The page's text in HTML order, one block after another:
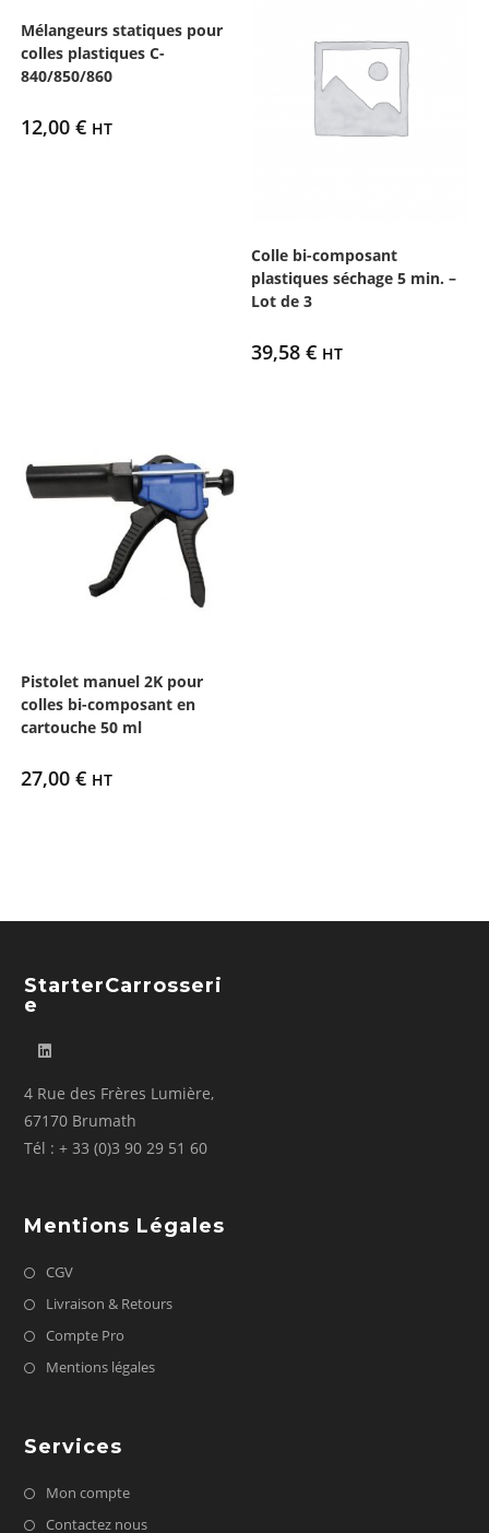
Mélangeurs statiques pour
colles plastiques C-
840/850/860
12,00 € HT
Colle bi-composant
plastiques séchage 5 min. –
Lot de 3
39,58€ HT
Pistolet manuel 2K pour
colles bi-composant en
cartouche 50 ml
27,00 € HT
StarterCarrosseri
E
4 Rue des Frères Lumière,
67170 Brumath
Tél : + 33 (0)3 90 29 51 60
Mentions Légales
CGV
Livraison & Retours
Compte Pro
Mentions légales
Services
Mon compte
Contactez nous